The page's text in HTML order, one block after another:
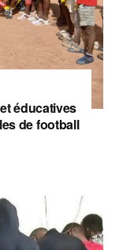
éducatives
de football